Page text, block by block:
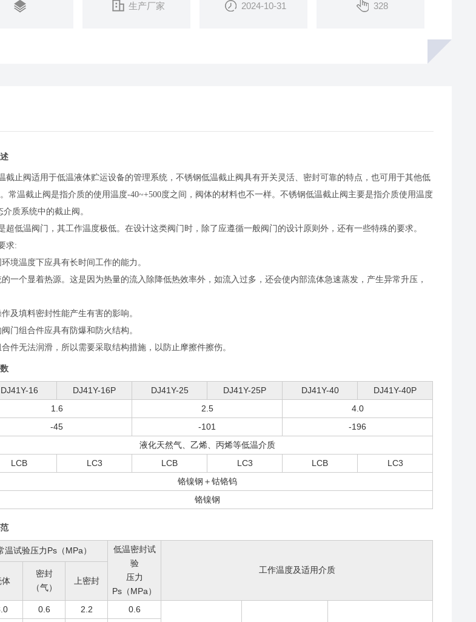
生产厂家 2024-10-31 328
截止阀适用于低温液体贮运设备的管理系统，不锈钢低温截止阀具有开关灵活、密封可靠的特点，也可用于其他低
常温截止阀是指介质的使用温度-40~+500度之间，阀体的材料也不一样。不锈钢低温截止阀主要是指介质使用温度
质系统中的截止阀。
超低温阀门，其工作温度极低。在设计这类阀门时，除了应遵循一般阀门的设计原则外，还有一些特殊的要求。
求:
境温度下应具有长时间工作的能力。
一个显着热源。这是因为热量的流入除降低热效率外，如流入过多，还会使内部流体急速蒸发，产生异常升压，
及填料密封性能产生有害的影响。
门组合件应具有防爆和防火结构。
件无法润滑，所以需要采取结构措施，以防止摩擦件擦伤。
DJ41Y-16 DJ41Y-16P DJ41Y-25 DJ41Y-25P DJ41Y-40
DJ41Y-40P
1.6 2.5
4.0
-45 -101
-196
液化天然气、乙烯、丙烯等低温介质
LCB LC3 LCB LC3 LCB
LC3
铬镍钢＋钴铬钨
铬镍钢
温试验压力Ps（MPa）
低温密封试
验
压力
Ps（MPa）
工作温度及适用介质
体
密封
（气）
上密封
0.6 2.2
0.6